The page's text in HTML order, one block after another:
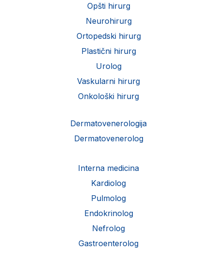
Opšti hirurg
Neurohirurg
Ortopedski hirurg
Plastični hirurg
Urolog
Vaskularni hirurg
Onkološki hirurg
Dermatovenerologija
Dermatovenerolog
Interna medicina
Kardiolog
Pulmolog
Endokrinolog
Nefrolog
Gastroenterolog